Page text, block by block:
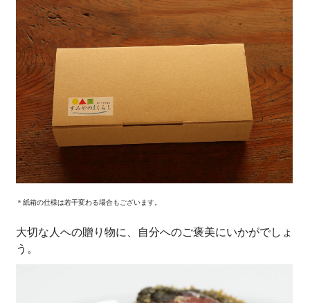
＊紙箱の仕様は若干変わる場合もございます。
大切な人への贈り物に、自分へのご褒美にいかがでしょ
う。